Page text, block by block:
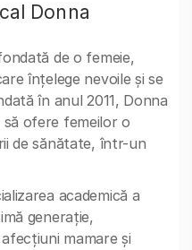
Donna
de o femeie,
înțelege nevoile și se
în anul 2011, Donna
să ofere femeilor o
de sănătate, într-un
academică a
generație,
mamare și